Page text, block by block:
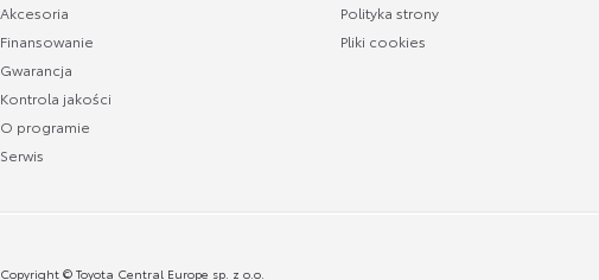
Akcesoria
Finansowanie
Gwarancja
Kontrola jakości
O programie
Serwis
Polityka strony
Pliki cookies
Copyright © Toyota Central Europe sp. z o.o.